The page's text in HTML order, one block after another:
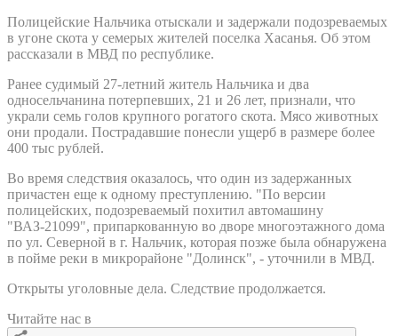
Полицейские Нальчика отыскали и задержали подозреваемых
в угоне скота у семерых жителей поселка Хасанья. Об этом
рассказали в МВД по республике.
Ранее судимый 27-летний житель Нальчика и два
односельчанина потерпевших, 21 и 26 лет, признали, что
украли семь голов крупного рогатого скота. Мясо животных
они продали. Пострадавшие понесли ущерб в размере более
400 тыс рублей.
Во время следствия оказалось, что один из задержанных
причастен еще к одному преступлению. "По версии
полицейских, подозреваемый похитил автомашину
"ВАЗ-21099", припаркованную во дворе многоэтажного дома
по ул. Северной в г. Нальчик, которая позже была обнаружена
в пойме реки в микрорайоне "Долинск", - уточнили в МВД.
Открыты уголовные дела. Следствие продолжается.
Читайте нас в